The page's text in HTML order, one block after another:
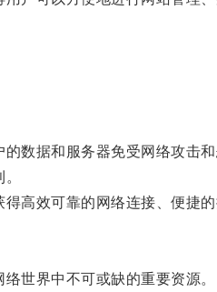
据和服务器免受网络攻击和
效可靠的网络连接、便捷的
世界中不可或缺的重要资源。